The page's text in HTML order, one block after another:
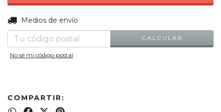
Entregas para el CP:
Medios de envío
CALCULAR
No sé mi código postal
COMPARTIR: